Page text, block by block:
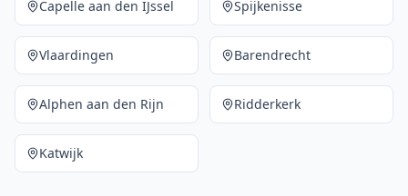
Capelle aan den IJssel Spijkenisse
Vlaardingen Barendrecht
Alphen aan den Rijn Ridderkerk
Katwijk